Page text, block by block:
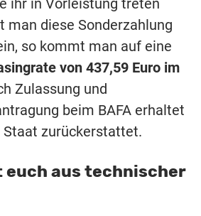
ihr in Vorleistung treten
man diese Sonderzahlung
so kommt man auf eine
von 437,59 Euro im
Zulassung und
beim BAFA erhaltet
Staat zurückerstattet.
euch aus technischer